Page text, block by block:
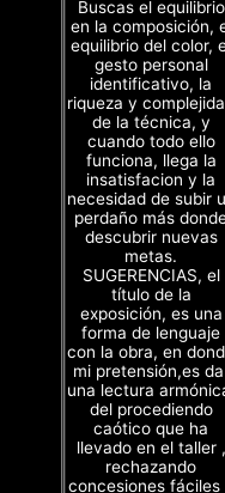
Buscas el equilibrio
en la composición,
equilibrio del color,
gesto personal
identificativo, la
riqueza y
de la técnica, y
cuando todo ello
funciona, llega la
insatisfacion y la
necesidad de subir
perdaño más
descubrir nuevas
metas.
SUGERENCIAS, el
título de la
exposición, es una
forma de lenguaje
con la obra, en
mi pretensión,es
una lectura
del procediendo
caótico que ha
llevado en el taller ,
rechazando
concesiones fáciles